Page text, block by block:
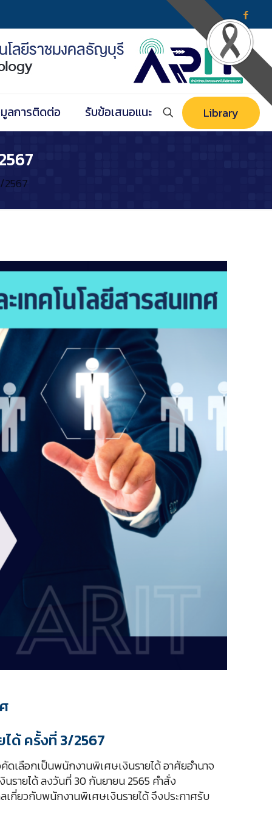
ลการติดต่อ รับข้อเสนอแนะ Library
2567
ด้ ครั้งที่ 3/2567
เลือกเป็นพนักงานพิเศษเงินรายได้ อาศัยอำนาจ
รายได้ ลงวันที่ 30 กันยายน 2565 คำสั่ง
เกี่ยวกับพนักงานพิเศษเงินรายได้ จึงประกาศรับ